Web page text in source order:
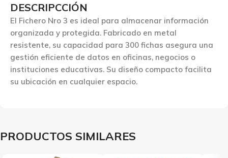
DESCRIPCCIÓN
El Fichero Nro 3 es ideal para almacenar información
organizada y protegida. Fabricado en metal
resistente, su capacidad para 300 fichas asegura una
gestión eficiente de datos en oficinas, negocios o
instituciones educativas. Su diseño compacto facilita
su ubicación en cualquier espacio.
PRODUCTOS SIMILARES